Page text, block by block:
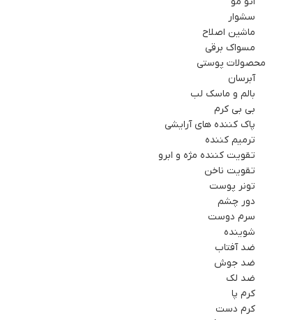
سشوار
ماشین اصلاح
مسواک برقی
محصولات پوستی
آبرسان
بالم و ماسک لب
بی بی کرم
پاک کننده های آرایشی
ترمیم کننده
تقویت کننده مژه و ابرو
تقویت ناخن
تونر پوست
دور چشم
سرم دوست
شوینده
ضد آفتاب
ضد جوش
ضد لک
کرم پا
کرم دست